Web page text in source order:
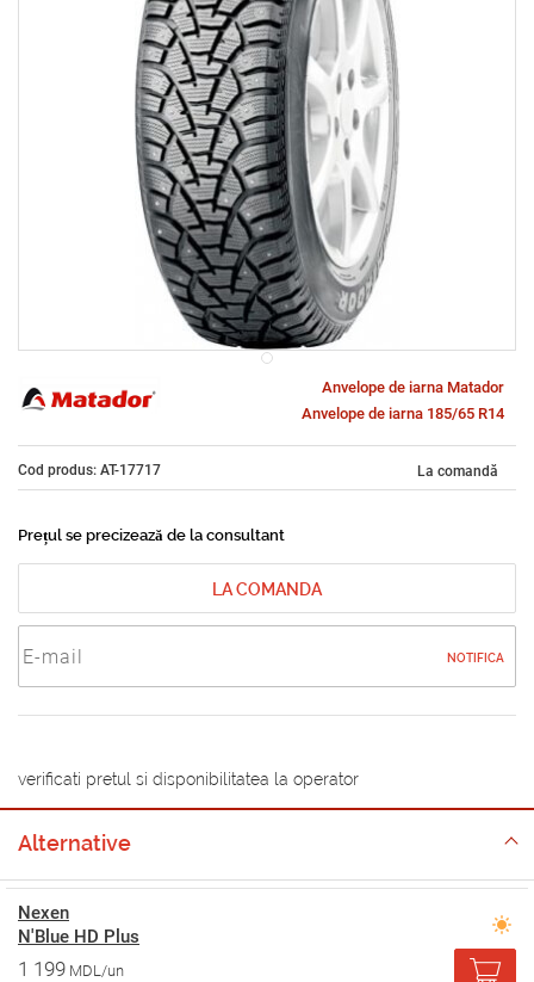
Anvelope de iarna Matador
Anvelope de iarna 185/65 R14
Cod produs: AT-17717 La comandă
Prețul se precizează de la consultant
LA COMANDA
NOTIFICA
verificati pretul si disponibilitatea la operator
Alternative
Nexen
N'Blue HD Plus
1 199 MDL/un